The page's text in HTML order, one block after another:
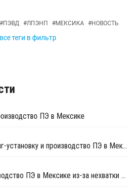
#ПЭВД #ЛПЭНП #МЕКСИКА #НОВОСТЬ
теги в фильтр
ПЭ в Мексике
Pemex закрыла крекинг-установку и производство ПЭ в Мексике на ремонт
Pemex закрыла производство ПЭ в Мексике из-за нехватки сырья